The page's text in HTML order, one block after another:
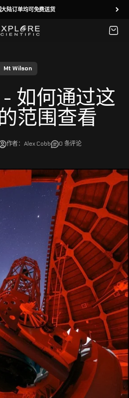
陆订单均可免费送货
Scientific 购物车
Mt Wilson
如何通过这
范围查看
作者：Alex Cobb 0 条评论